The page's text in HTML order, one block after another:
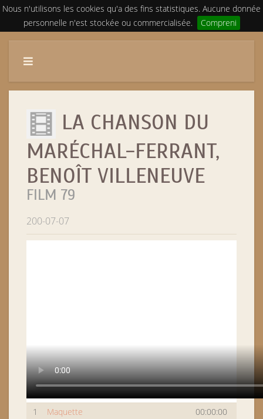
Nous n'utilisons les cookies qu'a des fins statistiques. Aucune donnée
personnelle n'est stockée ou commercialisée.
Compreni
LA CHANSON DU
MARÉCHAL-FERRANT,
BENOÎT VILLENEUVE
FILM 79
200-07-07
1 Maquette
00:00:00